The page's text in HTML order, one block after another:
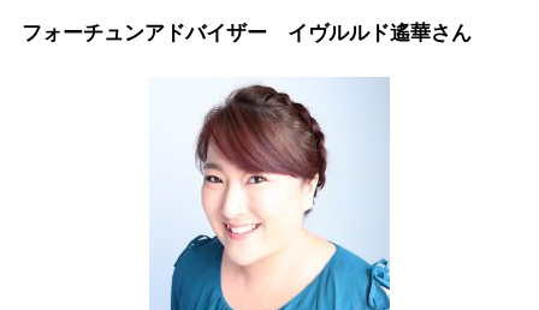
フォーチュンアドバイザー イヴルルド遙華さん